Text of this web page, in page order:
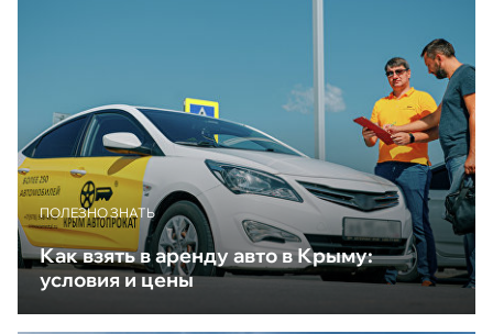
ПОЛЕЗНО ЗНАТЬ
Как взять в аренду авто в Крыму:
условия и цены